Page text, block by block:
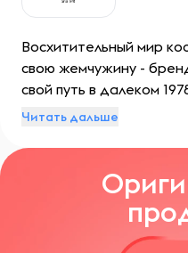
Восхитительный мир
свою жемчужину -
свой путь в далеком
очаровывать
любовью вкладывают в
долголетний опыт и
мастерство, но и
Читать дальше